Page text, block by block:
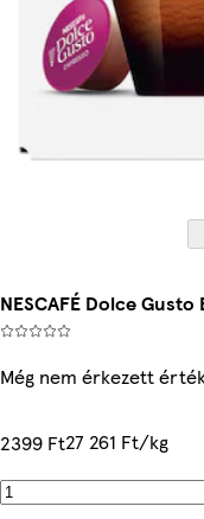
NESCAFÉ Dolce
Még nem érkezett
2399 Ft27 261 Ft/kg